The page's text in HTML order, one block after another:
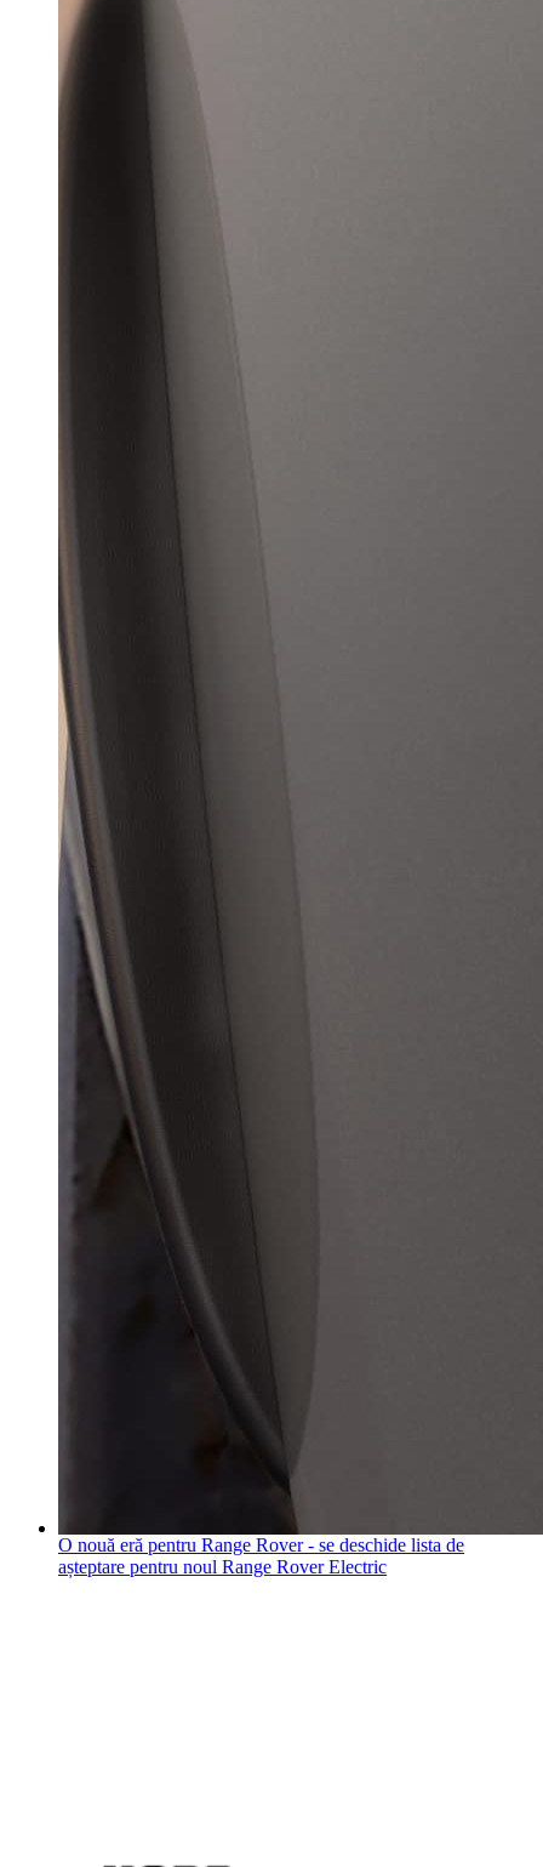
O nouă eră pentru Range Rover - se deschide lista de
așteptare pentru noul Range Rover Electric